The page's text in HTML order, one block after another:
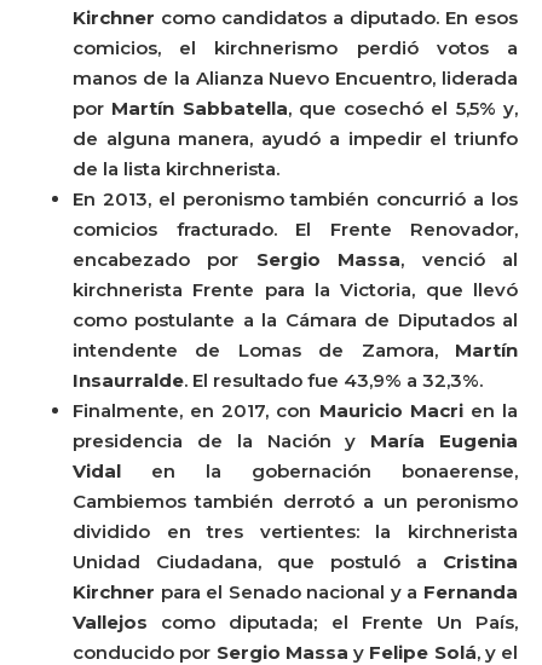
Kirchner como candidatos a diputado. En esos
comicios, el kirchnerismo perdió votos a
manos de la Alianza Nuevo Encuentro, liderada
por Martín Sabbatella, que cosechó el 5,5% y,
de alguna manera, ayudó a impedir el triunfo
de la lista kirchnerista.
En 2013, el peronismo también concurrió a los
comicios fracturado. El Frente Renovador,
encabezado por Sergio Massa, venció al
kirchnerista Frente para la Victoria, que llevó
como postulante a la Cámara de Diputados al
intendente de Lomas de Zamora, Martín
Insaurralde. El resultado fue 43,9% a 32,3%.
Finalmente, en 2017, con Mauricio Macrien la
presidencia de la Nación y María Eugenia
Vidal en la gobernación bonaerense,
Cambiemos también derrotó a un peronismo
dividido en tres vertientes: la kirchnerista
Unidad Ciudadana, que postuló a Cristina
Kirchner para el Senado nacional y a Fernanda
Vallejos como diputada; el Frente Un País,
conducido por Sergio Massa y Felipe Solá, y el